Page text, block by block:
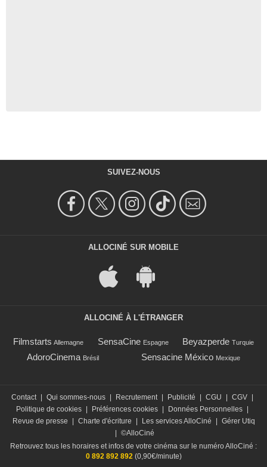
SUIVEZ-NOUS
ALLOCINÉ SUR MOBILE
ALLOCINÉ À L'ÉTRANGER
Filmstarts Allemagne SensaCine Espagne Beyazperde Turquie
AdoroCinema Brésil Sensacine México Mexique
Contact | Qui sommes-nous | Recrutement | Publicité | CGU | CGV |
Politique de cookies | Préférences cookies | Données Personnelles |
Revue de presse
| Charte d'écriture | Les services AlloCiné | Gérer Utiq
| ©AlloCiné
Retrouvez tous les horaires et infos de votre cinéma sur le numéro AlloCiné :
0 892 892 892 (0,90€/minute)